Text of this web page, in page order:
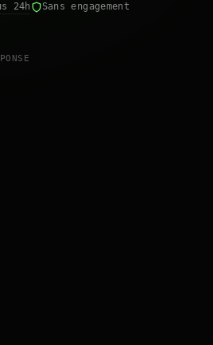
24h Sans engagement